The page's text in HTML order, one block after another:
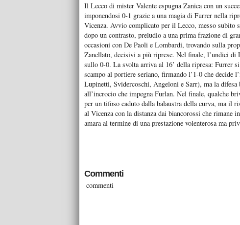
Il Lecco di mister Valente espugna Zanica con un
imponendosi 0-1 grazie a una magia di Furrer nella
Vicenza. Avvio complicato per il Lecco, messo subito
dopo un contrasto, preludio a una prima frazione di
occasioni con De Paoli e Lombardi, trovando sulla
Zanellato, decisivi a più riprese. Nel finale, l’undici
sullo 0-0. La svolta arriva al 16’ della ripresa: Furrer
scampo al portiere seriano, firmando l’1-0 che decide
Lupinetti, Svidercoschi, Angeloni e Sarr), ma la
all’incrocio che impegna Furlan. Nel finale, qualche
per un tifoso caduto dalla balaustra della curva, ma il
al Vicenza con la distanza dai biancorossi che rimane
amara al termine di una prestazione volenterosa ma
Commenti
commenti